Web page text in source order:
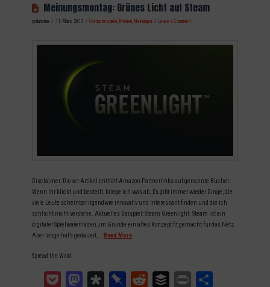
Meinungsmontag: Grünes Licht auf Steam
yodahome 11. März 2013 Computerspiele, Medien, Meinungen Leave a Comment
Disclaimer: Dieser Artikel enthält Amazon-Partnerlinks auf genannte Bücher.
Wenn Ihr klickt und bestellt, kriege ich was ab. Es gibt immer wieder Dinge, die
viele Leute scheinbar irgendwie innovativ und interessant finden und die ich
schlicht nicht verstehe. Aktuelles Beispiel: Steam Greenlight. Steam ist ein
digitaler Spielwarenladen, im Grunde ein altes Konzept fit gemacht für das Netz.
Aber lange hat’s gedauert, …
Read More
Spread the Word:
Pocket MastodonDiasporaPinboardReddit Buffer Print